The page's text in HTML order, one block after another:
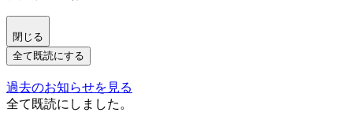
閉じる
全て既読にする
過去のお知らせを見る
全て既読にしました。